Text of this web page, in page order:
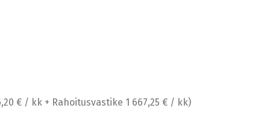
€ / kk + Rahoitusvastike 1 667,25 € / kk)